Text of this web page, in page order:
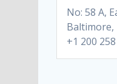
No: 58 A,
Baltimore,
+1 200